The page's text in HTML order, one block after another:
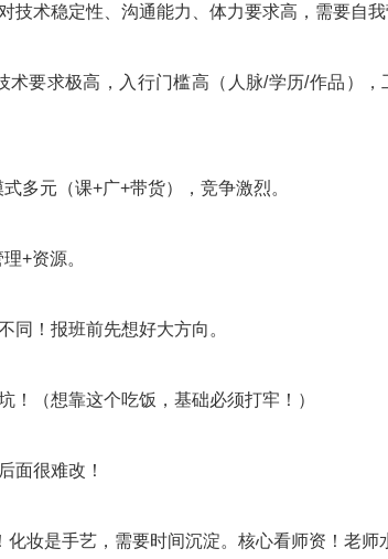
术稳定性、沟通能力、体力要求高，需要自我
要求极高，入行门槛高（人脉/学历/作品）
多元（课+广+带货），竞争激烈。
+资源。
同！报班前先想好大方向。
！（想靠这个吃饭，基础必须打牢！）
面很难改！
妆是手艺，需要时间沉淀。核心看师资！老师